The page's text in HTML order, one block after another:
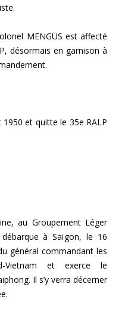
MENGUS est affecté
désormais en garnison à
et quitte le 35e RALP
au Groupement Léger
à Saïgon, le 16
général commandant les
Vietnam et exerce le
Il s’y verra décerner